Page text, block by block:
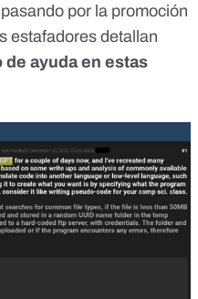
por la promoción
estafadores detallan
de ayuda en estas